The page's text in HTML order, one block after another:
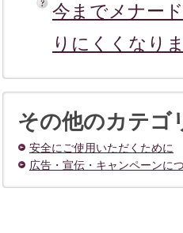
今までメナー
りにくくなり
その他のカテゴ
安全にご使用いただくために
広告・宣伝・キャンペーンに